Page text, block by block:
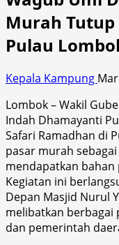
Murah
Pulau
Kepala Kampung
Lombok – Wakil
Indah Dhamayanti
Safari Ramadhan di
pasar murah
mendapatkan
Kegiatan ini
Depan Masjid Nurul
melibatkan berbagai
dan pemerintah